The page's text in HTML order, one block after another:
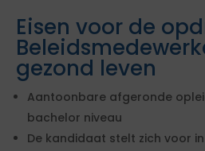
Eisen voor de
gezond leven
Aantoonbare afgeronde
bachelor niveau
De kandidaat stelt zich voor